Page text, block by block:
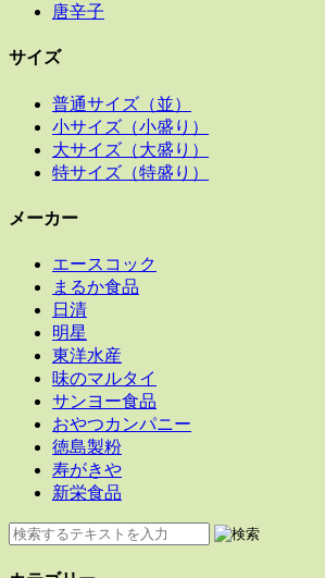
唐辛子
サイズ
普通サイズ（並）
小サイズ（小盛り）
大サイズ（大盛り）
特サイズ（特盛り）
メーカー
エースコック
まるか食品
日清
明星
東洋水産
味のマルタイ
サンヨー食品
おやつカンパニー
徳島製粉
寿がきや
新栄食品